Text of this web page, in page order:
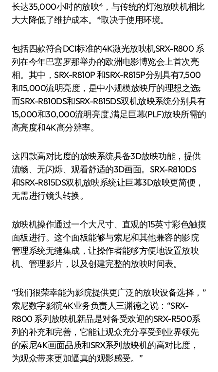
长达35,000小时的放映*，与传统的灯泡放映机相比
大大降低了维护成本。*取决于使用环境。
包括四款符合DCI标准的4K激光放映机SRX-R800 系
列在今年巴塞罗那举办的欧洲电影博览会上首次亮
相。其中，SRX-R810P 和SRX-R815P分别具有7,500
和15,000流明亮度，是中小规模放映厅的理想之选;
而SRX-R810DS和SRX-R815DS双机放映系统分别具有
15,000和30,000流明亮度,满足巨幕(PLF)放映所需的
高亮度和4K高分辨率。
这四款高对比度的放映系统具备3D放映功能，提供
流畅、无闪烁、观看舒适的3D画面。SRX-R810DS
和SRX-R815DS双机放映系统让巨幕3D放映更简便，
无需进行镜头转换。
放映机操作通过一个大尺寸、直观的15英寸彩色触摸
面板进行。这个面板能够与索尼和其他兼容的影院
管理系统无缝集成，让操作者能够方便地设置放映
机、管理影片，以及创建完整的放映时间表。
“我们很荣幸能为影院提供更广泛的放映设备选择，”
索尼数字影院4K业务负责人三渊德之说：“SRX-
R800 系列放映机新品是对备受欢迎的SRX-R500系
列的补充和完善，它能让观众充分享受到业界领先
的索尼4K画面品质和SRX系列放映机的高对比度，
为观众带来更加逼真的观影感受。”